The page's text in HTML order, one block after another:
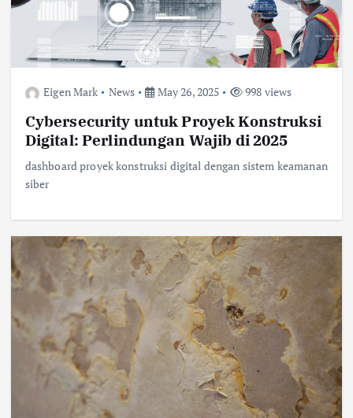
Eigen Mark News May 26, 2025 998 views
Cybersecurity untuk Proyek Konstruksi
Digital: Perlindungan Wajib di 2025
dashboard proyek konstruksi digital dengan sistem keamanan
siber